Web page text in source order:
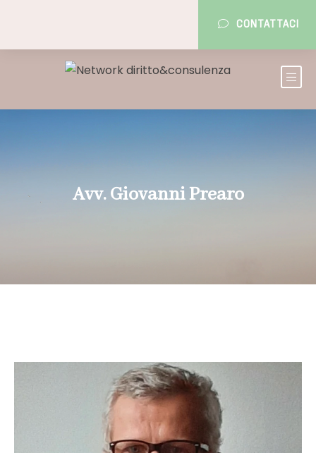
CONTATTACI
Avv. Giovanni Prearo